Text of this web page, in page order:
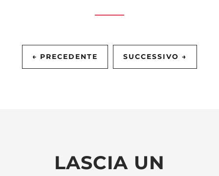
← PRECEDENTE SUCCESSIVO →
LASCIA UN